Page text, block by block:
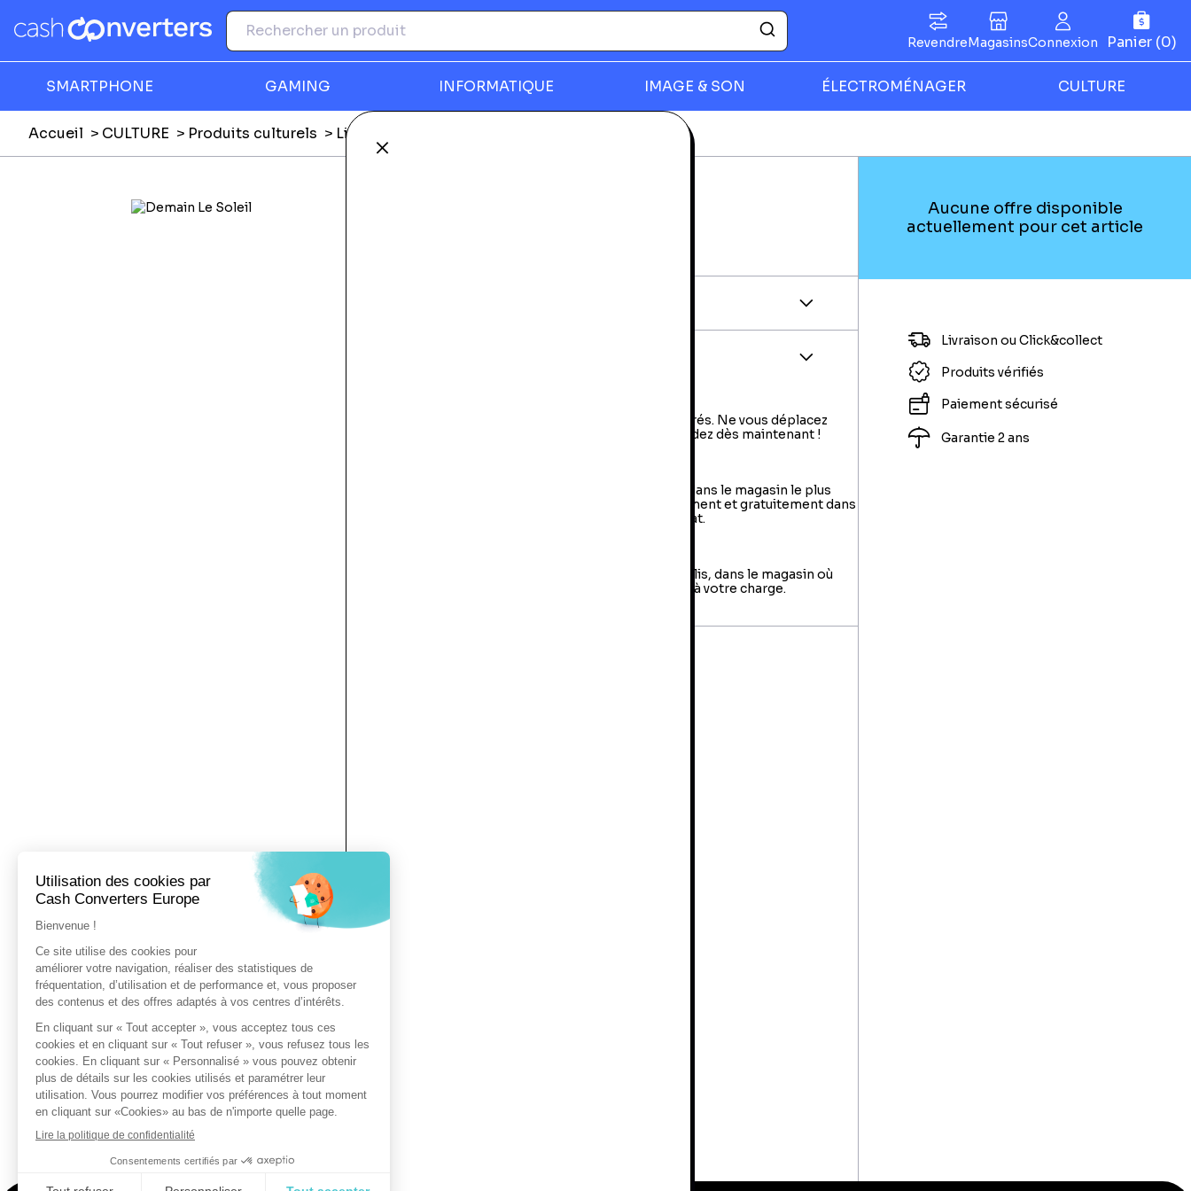
Panier (0)
RevendreMagasinsConnexion
SMARTPHONE GAMING INFORMATIQUE IMAGE & SON ÉLECTROMÉNAGER CULTURE
Fermer
Accueil CULTURE Produits culturels Livres
Livraison à domicile : livraison sous 2 à 5 jours ouvrés. Ne vous déplacez
plus, votre colis arrive à votre domicile ! Commandez dès maintenant !
Le retrait en magasin : sélectionner vos produits dans le magasin le plus
proche de chez vous et retirer votre colis directement et gratuitement dans
le magasin au sein duquel vous avez effectué l’achat.
Vous avez jusqu'à 14 jours pour retourner votre colis, dans le magasin où
vous avez fait votre achat. Les frais de retour sont à votre charge.
Aucune offre disponible
actuellement pour cet article
Livraison ou Click&collect
Produits vérifiés
Paiement sécurisé
Garantie 2 ans